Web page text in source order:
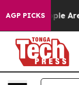
AGP PICKS
“People Are